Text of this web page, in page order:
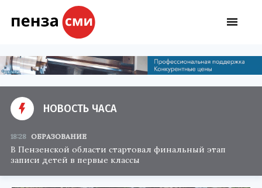
НОВОСТЬ ЧАСА
18:28 ОБРАЗОВАНИЕ
В Пензенской области стартовал финальный этап
записи детей в первые классы